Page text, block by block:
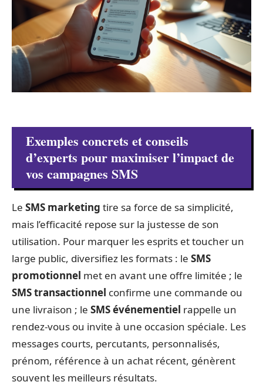
Exemples concrets et conseils
d’experts pour maximiser l’impact de
vos campagnes SMS
Le SMS marketing tire sa force de sa simplicité,
mais l’efficacité repose sur la justesse de son
utilisation. Pour marquer les esprits et toucher un
large public, diversifiez les formats : le SMS
promotionnel met en avant une offre limitée ; le
SMS transactionnel confirme une commande ou
une livraison ; le SMS événementiel rappelle un
rendez-vous ou invite à une occasion spéciale. Les
messages courts, percutants, personnalisés,
prénom, référence à un achat récent, génèrent
souvent les meilleurs résultats.